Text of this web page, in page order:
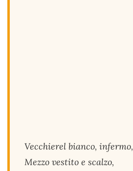
Vecchierel bianco, infermo,
Mezzo vestito e scalzo,